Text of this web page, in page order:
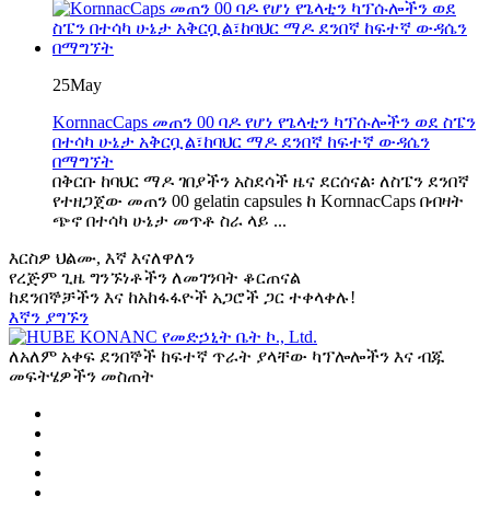
25May
KornnacCaps መጠን 00 ባዶ የሆነ የጌላቲን ካፕሱሎችን ወደ ስፔን
በተሳካ ሁኔታ አቅርቧል፣ከባህር ማዶ ደንበኛ ከፍተኛ ውዳሴን
በማግኘት
በቅርቡ ከባህር ማዶ ገበያችን አስደሳች ዜና ደርሰናል፡ ለስፔን ደንበኛ
የተዘጋጀው መጠን 00 gelatin capsules ከ KornnacCaps በብዛት
ጭኖ በተሳካ ሁኔታ መጥቶ ስራ ላይ ...
እርስዎ ህልሙ, እኛ እናለዋለን
የረጅም ጊዜ ግንኙነቶችን ለመገንባት ቆርጠናል
ከደንበኞቻችን እና ከአከፋፋዮች አጋሮች ጋር ተቀላቀሉ!
እኛን ያግኙን
ለአለም አቀፍ ደንበኞች ከፍተኛ ጥራት ያላቸው ካፕሎሎችን እና ብጁ
መፍትሄዎችን መስጠት